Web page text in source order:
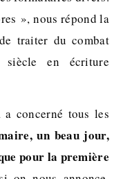
», nous répond la
traiter du combat
en écriture
concerné tous les
un beau jour,
pour la première